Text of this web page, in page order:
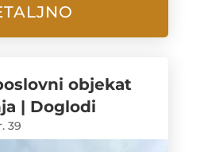
objekat
| Doglodi
39